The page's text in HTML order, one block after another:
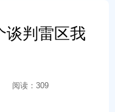
谈判雷区我
阅读： 309